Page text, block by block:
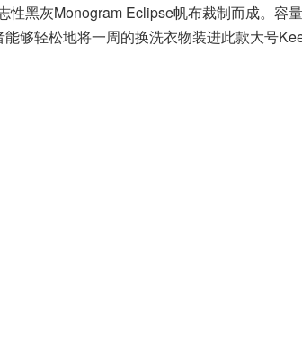
黑灰Monogram Eclipse帆布裁制而成。容
够轻松地将一周的换洗衣物装进此款大号